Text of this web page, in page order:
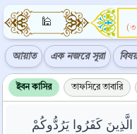
🕌
আয়াত এক নজরে সূরা
ইবন কাসির তাফসিরে তাবারি
الَّذِينَ كَفَرُوا يَرُدُّوكُمْ